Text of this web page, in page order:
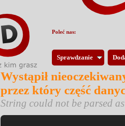
Sprawdzanie
Wystąpił
przez który część
String could not be parsed
Poleć nas: